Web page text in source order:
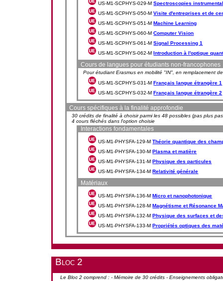
US-M1-SCPHYS-029-MSpectroscopies
US-M1-SCPHYS-050-MVisite d'entreprises et de
US-M1-SCPHYS-051-MMachine Learning
US-M1-SCPHYS-060-MComputer Vision
US-M1-SCPHYS-061-MSignal Processing 1
US-M1-SCPHYS-062-MIntroduction à l'optique
Cours de langues pour étudiants non-francophones
Pour étudiant Erasmus en mobilité "IN", en remplacement
US-M1-SCPHYS-031-MFrançais langue étrangère 1
US-M1-SCPHYS-032-MFrançais langue étrangère 2
Cours spécifiques à la finalité approfondie
30 crédits de finalité à choisir parmi les 48 possibles (pas plus
4 cours fléchés dans l'option choisie
Interactions fondamentales
US-M1-PHYSFA-129-MThéorie quantique des
US-M1-PHYSFA-130-MPlasma et matière
US-M1-PHYSFA-131-MPhysique des particules
US-M1-PHYSFA-134-MRelativité générale
Matériaux
US-M1-PHYSFA-136-MMicro et nanophotonique
US-M1-PHYSFA-128-MMagnétisme et Résonance
US-M1-PHYSFA-132-MPhysique des surfaces et
US-M1-PHYSFA-133-MPropriétés optiques des
Bloc 2
Le Bloc 2 comprend : - Mémoire de 30 crédits - Enseignements